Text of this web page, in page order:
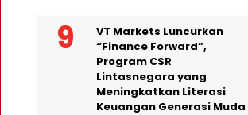
VT Markets Luncurkan
“Finance Forward”,
Program CSR
Lintasnegara yang
Meningkatkan Literasi
Keuangan Generasi Muda